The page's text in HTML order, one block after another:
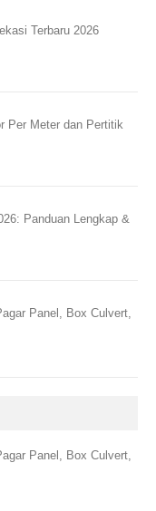
Terbaru 2026
Per Meter dan Pertitik
Panduan Lengkap &
Panel, Box Culvert,
Panel, Box Culvert,